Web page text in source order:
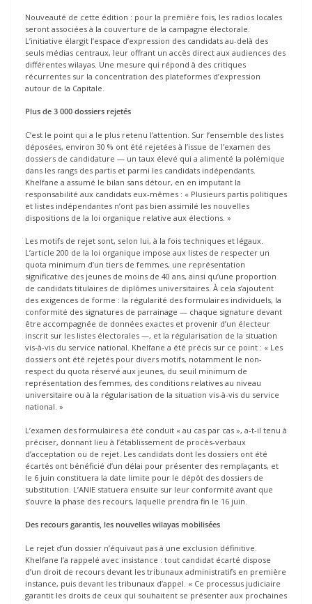
Nouveauté de cette édition : pour la première fois, les radios locales
seront associées à la couverture de la campagne électorale.
L’initiative élargit l’espace d’expression des candidats au-delà des
seuls médias centraux, leur offrant un accès direct aux audiences des
différentes wilayas. Une mesure qui répond à des critiques
récurrentes sur la concentration des plateformes d’expression
autour de la Capitale.
Plus de 3 000 dossiers rejetés
C’est le point qui a le plus retenu l’attention. Sur l’ensemble des listes
déposées, environ 30 % ont été rejetées à l’issue de l’examen des
dossiers de candidature — un taux élevé qui a alimenté la polémique
dans les rangs des partis et parmi les candidats indépendants.
Khelfane a assumé le bilan sans détour, en en imputant la
responsabilité aux candidats eux-mêmes : « Plusieurs partis politiques
et listes indépendantes n’ont pas bien assimilé les nouvelles
dispositions de la loi organique relative aux élections. »
Les motifs de rejet sont, selon lui, à la fois techniques et légaux.
L’article 200 de la loi organique impose aux listes de respecter un
quota minimum d’un tiers de femmes, une représentation
significative des jeunes de moins de 40 ans, ainsi qu’une proportion
de candidats titulaires de diplômes universitaires. À cela s’ajoutent
des exigences de forme : la régularité des formulaires individuels, la
conformité des signatures de parrainage — chaque signature devant
être accompagnée de données exactes et provenir d’un électeur
inscrit sur les listes électorales —, et la régularisation de la situation
vis-à-vis du service national. Khelfane a été précis sur ce point : « Les
dossiers ont été rejetés pour divers motifs, notamment le non-
respect du quota réservé aux jeunes, du seuil minimum de
représentation des femmes, des conditions relatives au niveau
universitaire ou à la régularisation de la situation vis-à-vis du service
national. »
L’examen des formulaires a été conduit « au cas par cas », a-t-il tenu à
préciser, donnant lieu à l’établissement de procès-verbaux
d’acceptation ou de rejet. Les candidats dont les dossiers ont été
écartés ont bénéficié d’un délai pour présenter des remplaçants, et
le 6 juin constituera la date limite pour le dépôt des dossiers de
substitution. L’ANIE statuera ensuite sur leur conformité avant que
s’ouvre la phase des recours, laquelle prendra fin le 16 juin.
Des recours garantis, les nouvelles wilayas mobilisées
Le rejet d’un dossier n’équivaut pas à une exclusion définitive.
Khelfane l’a rappelé avec insistance : tout candidat écarté dispose
d’un droit de recours devant les tribunaux administratifs en première
instance, puis devant les tribunaux d’appel. « Ce processus judiciaire
garantit les droits de ceux qui souhaitent se présenter aux prochaines